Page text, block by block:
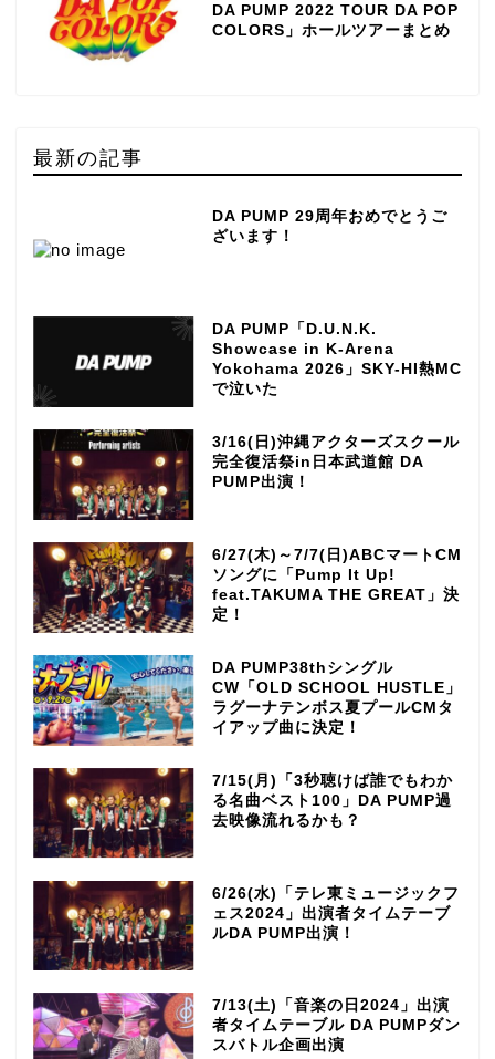
DA PUMP 2022 TOUR DA POP
COLORS」ホールツアーまとめ
最新の記事
DA PUMP 29周年おめでとうご
ざいます！
DA PUMP「D.U.N.K.
Showcase in K-Arena
Yokohama 2026」SKY-HI熱MC
で泣いた
3/16(日)沖縄アクターズスクール
完全復活祭in日本武道館 DA
PUMP出演！
6/27(木)～7/7(日)ABCマートCM
ソングに「Pump It Up!
feat.TAKUMA THE GREAT」決
定！
DA PUMP38thシングル
CW「OLD SCHOOL HUSTLE」
ラグーナテンボス夏プールCMタ
イアップ曲に決定！
7/15(月)「3秒聴けば誰でもわか
る名曲ベスト100」DA PUMP過
去映像流れるかも？
6/26(水)「テレ東ミュージックフ
ェス2024」出演者タイムテーブ
ルDA PUMP出演！
7/13(土)「音楽の日2024」出演
者タイムテーブル DA PUMPダン
スバトル企画出演